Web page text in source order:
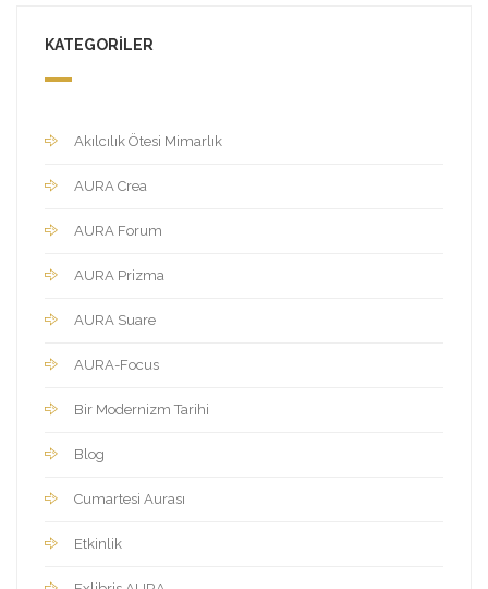
KATEGORILER
Akılcılık Ötesi Mimarlık
AURA Crea
AURA Forum
AURA Prizma
AURA Suare
AURA-Focus
Bir Modernizm Tarihi
Blog
Cumartesi Aurası
Etkinlik